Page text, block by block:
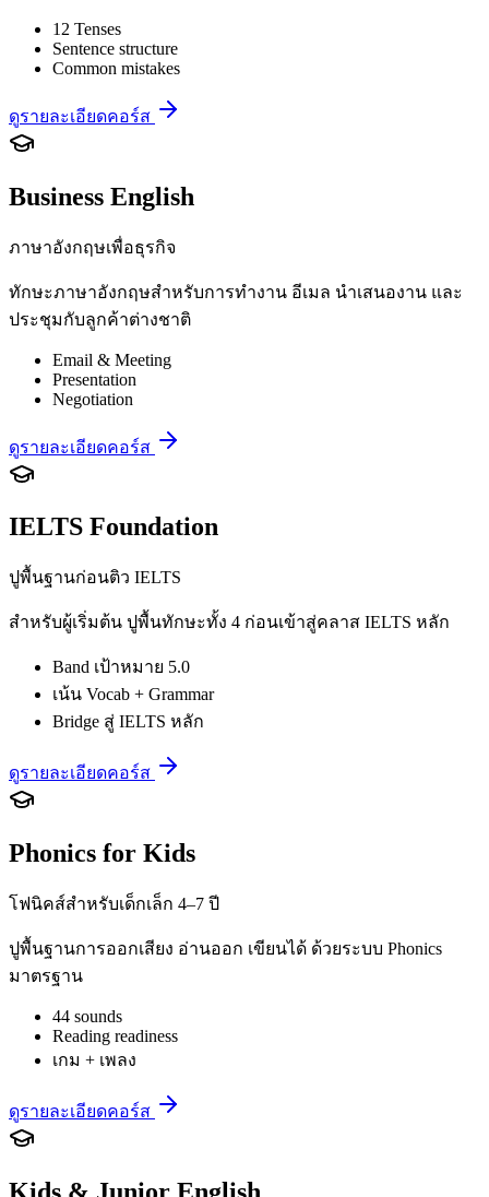
12 Tenses
Sentence structure
Common mistakes
ดูรายละเอียดคอร์ส
Business English
ภาษาอังกฤษเพื่อธุรกิจ
ทักษะภาษาอังกฤษสำหรับการทำงาน อีเมล นำเสนองาน และ
ประชุมกับลูกค้าต่างชาติ
Email & Meeting
Presentation
Negotiation
ดูรายละเอียดคอร์ส
IELTS Foundation
ปูพื้นฐานก่อนติว IELTS
สำหรับผู้เริ่มต้น ปูพื้นทักษะทั้ง 4 ก่อนเข้าสู่คลาส IELTS หลัก
Band เป้าหมาย 5.0
เน้น Vocab + Grammar
Bridge สู่ IELTS หลัก
ดูรายละเอียดคอร์ส
Phonics for Kids
โฟนิคส์สำหรับเด็กเล็ก 4–7 ปี
ปูพื้นฐานการออกเสียง อ่านออก เขียนได้ ด้วยระบบ Phonics
มาตรฐาน
44 sounds
Reading readiness
เกม + เพลง
ดูรายละเอียดคอร์ส